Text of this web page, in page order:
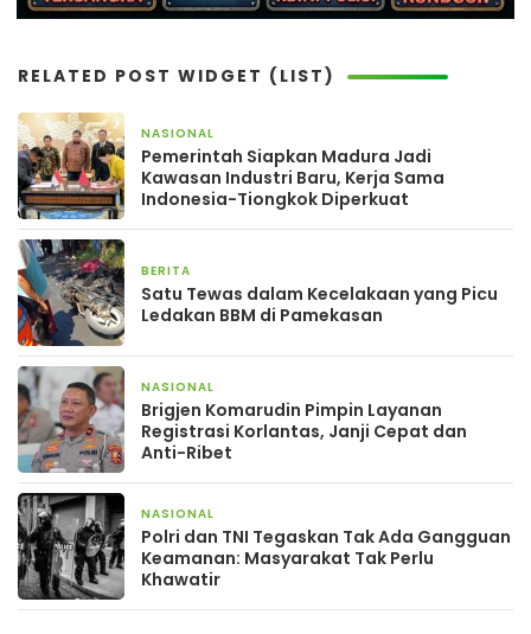
RELATED POST WIDGET (LIST)
NASIONAL
Pemerintah Siapkan Madura Jadi
Kawasan Industri Baru, Kerja Sama
Indonesia-Tiongkok Diperkuat
BERITA
Satu Tewas dalam Kecelakaan yang Picu
Ledakan BBM di Pamekasan
NASIONAL
Brigjen Komarudin Pimpin Layanan
Registrasi Korlantas, Janji Cepat dan
Anti-Ribet
NASIONAL
Polri dan TNI Tegaskan Tak Ada Gangguan
Keamanan: Masyarakat Tak Perlu
Khawatir